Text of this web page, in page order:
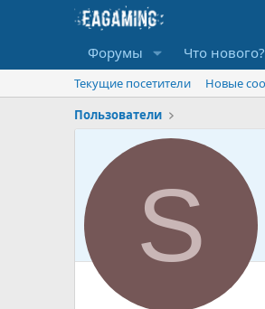
Форумы Что нового?
Текущие посетители
Новые
Пользователи
S